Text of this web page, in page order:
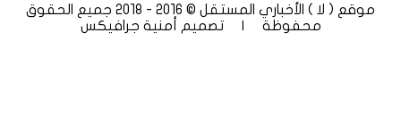
موقع ( لا ) الأخباري المستقل © 2016 - 2018 جميع الحقوق
محفوظة | تصميم
أمنية جرافيكس